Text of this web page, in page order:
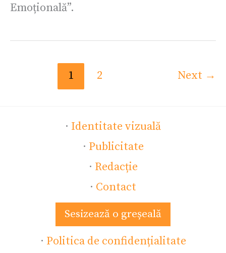
Emoțională”.
1 2 Next →
· Identitate vizuală
· Publicitate
· Redacție
· Contact
Sesizează o greșeală
· Politica de confidențialitate